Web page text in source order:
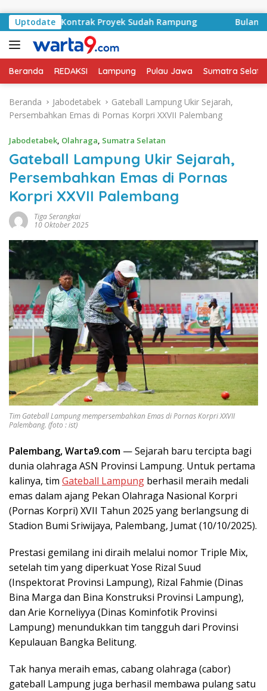
Uptodate
Kontrak Proyek Sudah Rampung Bulan
Beranda REDAKSI Lampung Pulau Jawa Sumatra
Beranda Jabodetabek
Gateball Lampung Ukir Sejarah,
Persembahkan Emas di Pornas Korpri XXVII Palembang
Jabodetabek, Olahraga, Sumatra Selatan
Gateball Lampung Ukir Sejarah,
Persembahkan Emas di Pornas
Korpri XXVII Palembang
Tiga Serangkai
10 Oktober 2025
Tim Gateball Lampung mempersembahkan Emas di Pornas Korpri XXVII
Palembang. (foto : ist)
Palembang, Warta9.com — Sejarah baru tercipta bagi
dunia olahraga ASN Provinsi Lampung. Untuk pertama
kalinya, tim Gateball Lampung berhasil meraih medali
emas dalam ajang Pekan Olahraga Nasional Korpri
(Pornas Korpri) XVII Tahun 2025 yang berlangsung di
Stadion Bumi Sriwijaya, Palembang, Jumat (10/10/2025).
Prestasi gemilang ini diraih melalui nomor Triple Mix,
setelah tim yang diperkuat Yose Rizal Suud
(Inspektorat Provinsi Lampung), Rizal Fahmie (Dinas
Bina Marga dan Bina Konstruksi Provinsi Lampung),
dan Arie Korneliyya (Dinas Kominfotik Provinsi
Lampung) menundukkan tim tangguh dari Provinsi
Kepulauan Bangka Belitung.
Tak hanya meraih emas, cabang olahraga (cabor)
gateball Lampung juga berhasil membawa pulang satu